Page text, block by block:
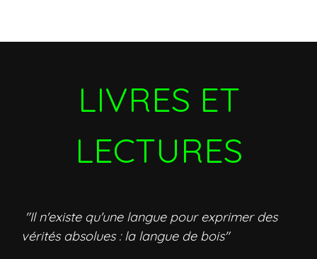
LIVRES ET
LECTURES
"Il n'existe qu'une langue pour exprimer des
vérités absolues : la langue de bois"